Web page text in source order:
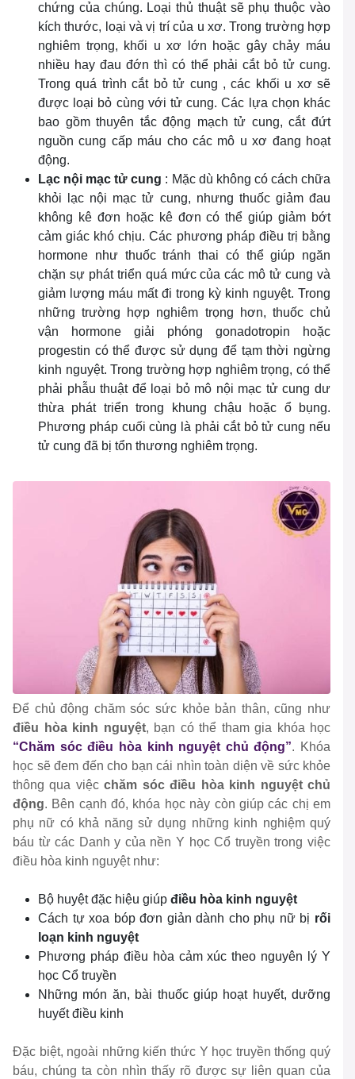
chứng của chúng. Loại thủ thuật sẽ phụ thuộc vào
kích thước, loại và vị trí của u xơ. Trong trường hợp
nghiêm trọng, khối u xơ lớn hoặc gây chảy máu
nhiều hay đau đớn thì có thể phải cắt bỏ tử cung.
Trong quá trình cắt bỏ tử cung , các khối u xơ sẽ
được loại bỏ cùng với tử cung. Các lựa chọn khác
bao gồm thuyên tắc động mạch tử cung, cắt đứt
nguồn cung cấp máu cho các mô u xơ đang hoạt
động.
Lạc nội mạc tử cung : Mặc dù không có cách chữa
khỏi lạc nội mạc tử cung, nhưng thuốc giảm đau
không kê đơn hoặc kê đơn có thể giúp giảm bớt
cảm giác khó chịu. Các phương pháp điều trị bằng
hormone như thuốc tránh thai có thể giúp ngăn
chặn sự phát triển quá mức của các mô tử cung và
giảm lượng máu mất đi trong kỳ kinh nguyệt. Trong
những trường hợp nghiêm trọng hơn, thuốc chủ
vận hormone giải phóng gonadotropin hoặc
progestin có thể được sử dụng để tạm thời ngừng
kinh nguyệt. Trong trường hợp nghiêm trọng, có thể
phải phẫu thuật để loại bỏ mô nội mạc tử cung dư
thừa phát triển trong khung chậu hoặc ổ bụng.
Phương pháp cuối cùng là phải cắt bỏ tử cung nếu
tử cung đã bị tổn thương nghiêm trọng.
Để chủ động chăm sóc sức khỏe bản thân, cũng như
điều hòa kinh nguyệt, bạn có thể tham gia khóa học
“Chăm sóc điều hòa kinh nguyệt chủ động”. Khóa
học sẽ đem đến cho bạn cái nhìn toàn diện về sức khỏe
thông qua việcchăm sóc điều hòa kinh nguyệt chủ
động. Bên cạnh đó, khóa học này còn giúp các chị em
phụ nữ có khả năng sử dụng những kinh nghiệm quý
báu từ các Danh y của nền Y học Cổ truyền trong việc
điều hòa kinh nguyệt như:
Bộ huyệt đặc hiệu giúp điều hòa kinh nguyệt
Cách tự xoa bóp đơn giản dành cho phụ nữ bị rối
loạn kinh nguyệt
Phương pháp điều hòa cảm xúc theo nguyên lý Y
học Cổ truyền
Những món ăn, bài thuốc giúp hoạt huyết, dưỡng
huyết điều kinh
Đặc biệt, ngoài những kiến thức Y học truyền thống quý
báu, chúng ta còn nhìn thấy rõ được sự liên quan của